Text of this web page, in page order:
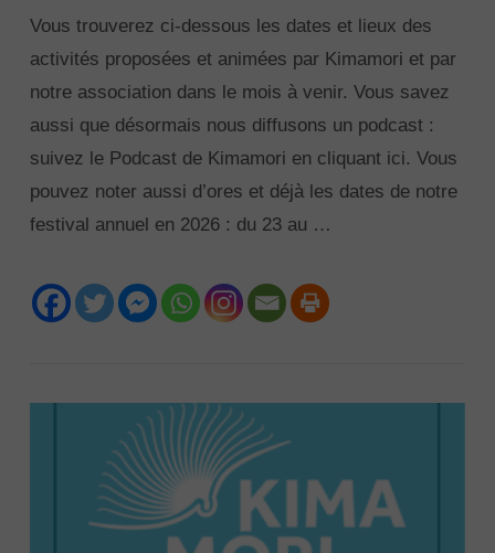
VIEW POST
Vous trouverez ci-dessous les dates et lieux des
activités proposées et animées par Kimamori et par
notre association dans le mois à venir. Vous savez
aussi que désormais nous diffusons un podcast :
suivez le Podcast de Kimamori en cliquant ici. Vous
pouvez noter aussi d’ores et déjà les dates de notre
festival annuel en 2026 : du 23 au …